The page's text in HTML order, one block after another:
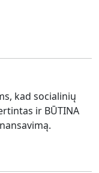
kad socialinių
ir BŪTINA